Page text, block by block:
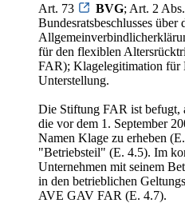
Art. 73 BVG; Art. 2
Bundesratsbeschlusses über
für den flexiblen
FAR); Klagelegitimation für
Unterstellung.
Die Stiftung FAR ist befugt,
die vor dem 1. September
Namen Klage zu erheben
"Betriebsteil" (E. 4.5). Im
Unternehmen mit seinem
in den betrieblichen
AVE GAV FAR (E. 4.7).